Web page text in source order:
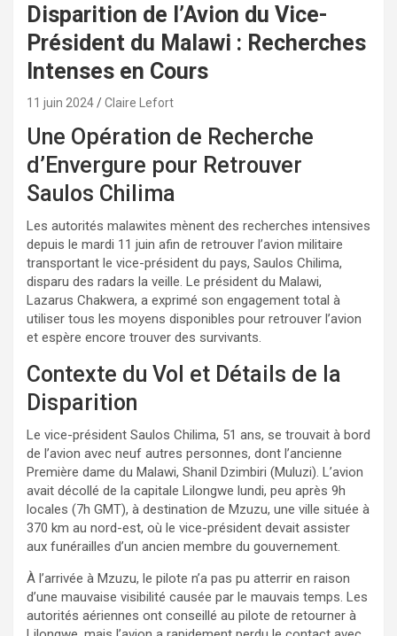
Disparition de l’Avion du Vice-
Président du Malawi : Recherches
Intenses en Cours
11 juin 2024 Claire Lefort
Une Opération de Recherche
d’Envergure pour Retrouver
Saulos Chilima
Les autorités malawites mènent des recherches intensives
depuis le mardi 11 juin afin de retrouver l’avion militaire
transportant le vice-président du pays, Saulos Chilima,
disparu des radars la veille. Le président du Malawi,
Lazarus Chakwera, a exprimé son engagement total à
utiliser tous les moyens disponibles pour retrouver l’avion
et espère encore trouver des survivants.
Contexte du Vol et Détails de la
Disparition
Le vice-président Saulos Chilima, 51 ans, se trouvait à bord
de l’avion avec neuf autres personnes, dont l’ancienne
Première dame du Malawi, Shanil Dzimbiri (Muluzi). L’avion
avait décollé de la capitale Lilongwe lundi, peu après 9h
locales (7h GMT), à destination de Mzuzu, une ville située à
370 km au nord-est, où le vice-président devait assister
aux funérailles d’un ancien membre du gouvernement.
À l’arrivée à Mzuzu, le pilote n’a pas pu atterrir en raison
d’une mauvaise visibilité causée par le mauvais temps. Les
autorités aériennes ont conseillé au pilote de retourner à